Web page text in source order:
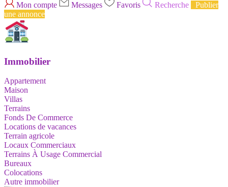
Mon compte
Messages Favoris Recherche
Publier
une annonce
Immobilier
Appartement
Maison
Villas
Terrains
Fonds De Commerce
Locations de vacances
Terrain agricole
Locaux Commerciaux
Terrains À Usage Commercial
Bureaux
Colocations
Autre immobilier